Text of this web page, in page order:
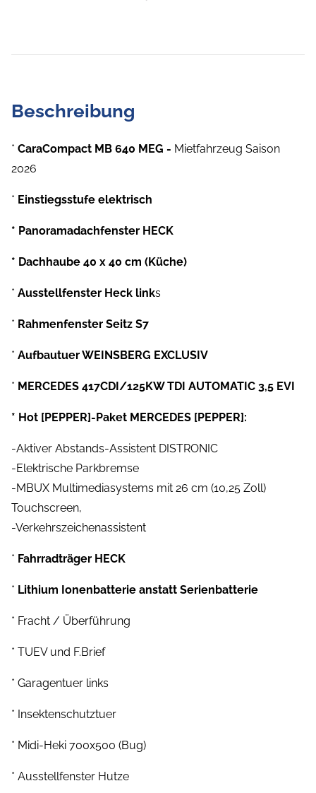
Beschreibung
* CaraCompact MB 640 MEG - Mietfahrzeug Saison
2026
* Einstiegsstufe elektrisch
* Panoramadachfenster HECK
* Dachhaube 40 x 40 cm (Küche)
* Ausstellfenster Heck links
* Rahmenfenster Seitz S7
* Aufbautuer WEINSBERG EXCLUSIV
* MERCEDES 417CDI/125KW TDI AUTOMATIC 3,5 EVI
* Hot [PEPPER]-Paket MERCEDES [PEPPER]:
-Aktiver Abstands-Assistent DISTRONIC
-Elektrische Parkbremse
-MBUX Multimediasystems mit 26 cm (10,25 Zoll)
Touchscreen,
-Verkehrszeichenassistent
* Fahrradträger HECK
* Lithium Ionenbatterie anstatt Serienbatterie
* Fracht / Überführung
* TUEV und F.Brief
* Garagentuer links
* Insektenschutztuer
* Midi-Heki 700x500 (Bug)
* Ausstellfenster Hutze